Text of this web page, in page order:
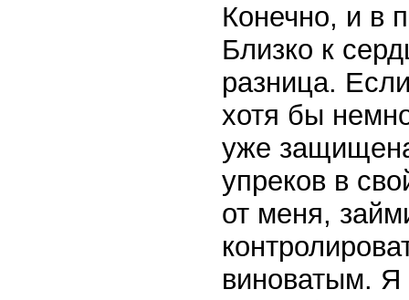
Конечно, и в
Близко к
разница.
хотя бы
уже
упреков в
от меня,
виноватым.